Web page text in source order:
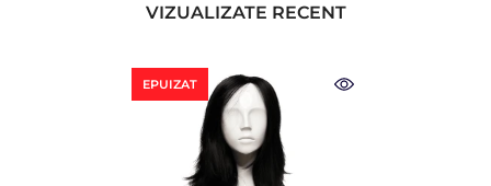
VIZUALIZATE RECENT
EPUIZAT